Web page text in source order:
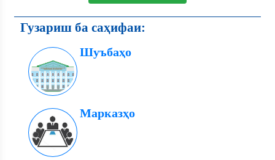
Гузариш ба саҳифаи:
Шуъбаҳо
Марказҳо